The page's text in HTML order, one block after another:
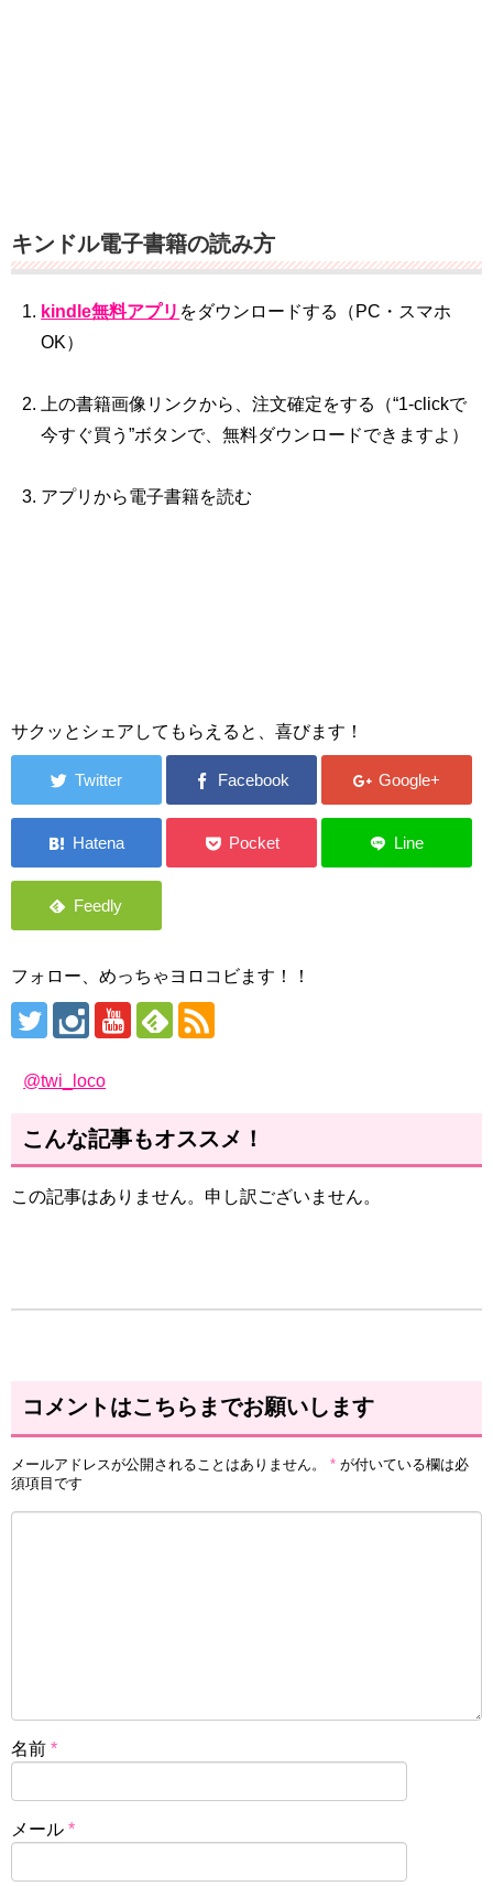
キンドル電子書籍の読み方
kindle無料アプリ をダウンロードする（PC・スマホ
OK）
上の書籍画像リンクから、注文確定をする（“1‐clickで
今すぐ買う”ボタンで、無料ダウンロードできますよ）
アプリから電子書籍を読む
サクッとシェアしてもらえると、喜びます！
フォロー、めっちゃヨロコビます！！
@twi_loco
こんな記事もオススメ！
この記事はありません。申し訳ございません。
コメントはこちらまでお願いします
メールアドレスが公開されることはありません。 * が付いている欄は必
須項目です
名前 *
メール *